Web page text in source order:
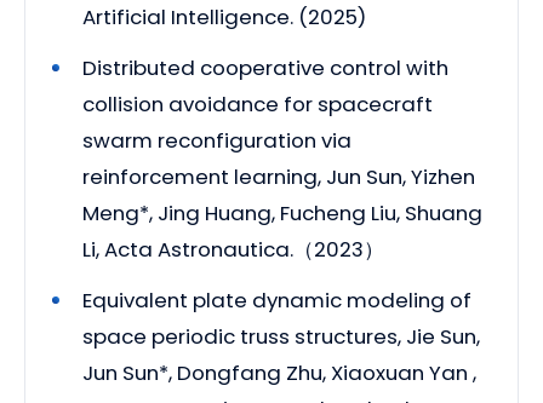
Artificial Intelligence. (2025)
Distributed cooperative control with
collision avoidance for spacecraft
swarm reconfiguration via
reinforcement learning, Jun Sun, Yizhen
Meng*, Jing Huang, Fucheng Liu, Shuang
Li, Acta Astronautica.（2023）
Equivalent plate dynamic modeling of
space periodic truss structures, Jie Sun,
Jun Sun*, Dongfang Zhu, Xiaoxuan Yan ,